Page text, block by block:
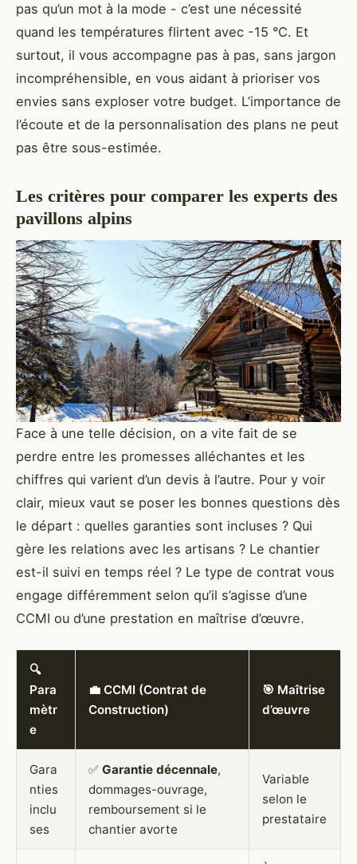
pas qu’un mot à la mode - c’est une nécessité
quand les températures flirtent avec -15 °C. Et
surtout, il vous accompagne pas à pas, sans jargon
incompréhensible, en vous aidant à prioriser vos
envies sans exploser votre budget. L’importance de
l’écoute et de la personnalisation des plans ne peut
pas être sous-estimée.
Les critères pour comparer les experts des
pavillons alpins
Face à une telle décision, on a vite fait de se
perdre entre les promesses alléchantes et les
chiffres qui varient d’un devis à l’autre. Pour y voir
clair, mieux vaut se poser les bonnes questions dès
le départ : quelles garanties sont incluses ? Qui
gère les relations avec les artisans ? Le chantier
est-il suivi en temps réel ? Le type de contrat vous
engage différemment selon qu’il s’agisse d’une
CCMI ou d’une prestation en maîtrise d’œuvre.
🔍
Para
mètr
e
💼 CCMI (Contrat de
Construction)
🎯 Maîtrise
d’œuvre
Gara
nties
inclu
ses
✅ Garantie décennale,
dommages-ouvrage,
remboursement si le
chantier avorte
Variable
selon le
prestataire